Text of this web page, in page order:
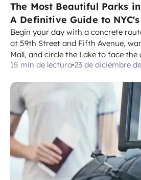
The Most Beautiful Parks
A Definitive Guide to
Begin your day with a concrete
at 59th Street and Fifth Avenue,
Mall, and circle the Lake to face the
across the water. Pack supplies ,
on designated p...
15 min de lectura 23 de diciembre